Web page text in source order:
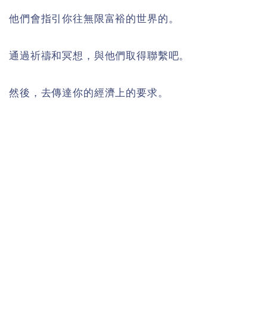
他們會指引你往無限富裕的世界的。
通過祈禱和冥想，與他們取得聯繫吧。
然後，去傳達你的經濟上的要求。